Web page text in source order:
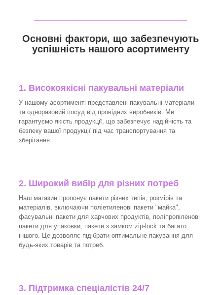
Основні фактори, що забезпечують
успішність нашого асортименту
1. Високоякісні пакувальні матеріали
У нашому асортименті представлені пакувальні матеріали
та одноразовий посуд від провідних виробників. Ми
гарантуємо якість продукції, що забезпечує надійність та
безпеку вашої продукції під час транспортування та
зберігання.
2. Широкий вибір для різних потреб
Наш магазин пропонує пакети різних типів, розмірів та
матеріалів, включаючи поліетиленові пакети "майка",
фасувальні пакети для харчових продуктів, поліпропіленові
пакети для упаковки, пакети з замком zip-lock та багато
іншого. Це дозволяє підібрати оптимальне пакування для
будь-яких товарів та потреб.
3. Підтримка спеціалістів 24/7